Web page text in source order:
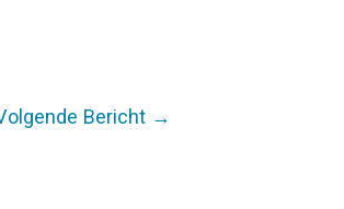
Bericht →